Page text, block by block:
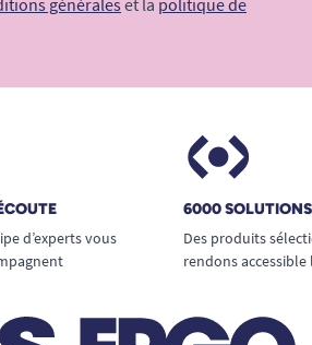
généraleset la politique de
d’experts vous
6000
Des produits
rendons